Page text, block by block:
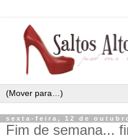
sexta-feira, 12 de
Fim de semana...